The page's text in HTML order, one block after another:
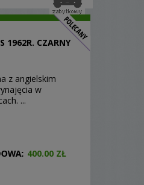
1962R. CZARNY
z angielskim
w
...
400.00 ZŁ